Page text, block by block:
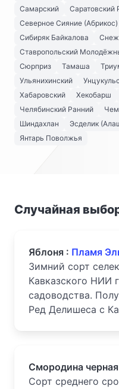
Самарский
Саратовский
Северное Сияние (Абрикос)
Сибиряк Байкалова
Ставропольский
Сюрприз
Тамаша
Ульянихинский
Хабаровский
Хекобарш
Челябинский Ранний
Шиндахлан
Эсделик
Янтарь Поволжья
Случайная
Яблоня : Пламя
Зимний сорт
Кавказского НИИ
садоводства.
Ред Делишеса с
Смородина
Сорт среднего